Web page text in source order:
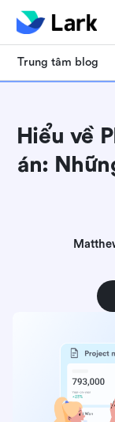
Trung tâm blog
Hiểu về
án: